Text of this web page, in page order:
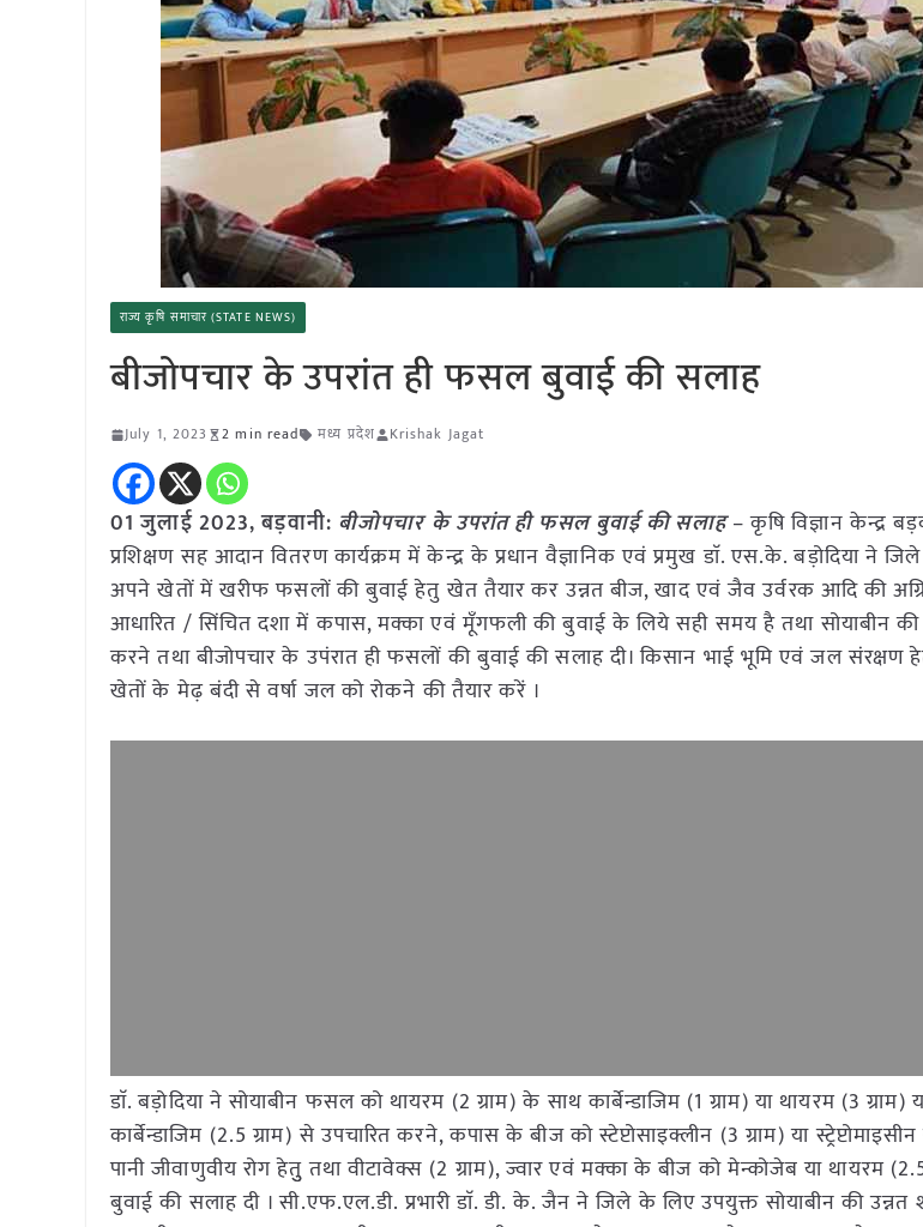
राज्य कृषि समाचार (STATE NEWS)
बीजोपचार के उपरांत ही फसल बुवाई की सलाह
July 1, 2023 2 min read मध्य प्रदेश Krishak Jagat
01 जुलाई 2023, बड़वानी: बीजोपचार के उपरांत ही फसल बुवाई की सलाह– कृषि विज्ञान केन्द्र
प्रशिक्षण सह आदान वितरण कार्यक्रम में केन्द्र के प्रधान वैज्ञानिक एवं प्रमुख डाॅ. एस.के. बड़ोदिया ने
अपने खेतों में खरीफ फसलों की बुवाई हेतु खेत तैयार कर उन्नत बीज, खाद एवं जैव उर्वरक आदि की
आधारित / सिंचित दशा में कपास, मक्का एवं मूॅंगफली की बुवाई के लिये सही समय है तथा सोयाबीन की
करने तथा बीजोपचार के उपंरात ही फसलों की बुवाई की सलाह दी। किसान भाई भूमि एवं जल संरक्षण
खेतों के मेढ़ बंदी से वर्षा जल को रोकने की तैयार करें ।
डाॅ. बड़ोदिया ने सोयाबीन फसल को थायरम (2 ग्राम) के साथ कार्बेन्डाजिम (1 ग्राम) या थायरम (3
कार्बेन्डाजिम (2.5 ग्राम) से उपचारित करने, कपास के बीज को स्टेप्टोसाइक्लीन (3 ग्राम) या
पानी जीवाणुवीय रोग हेतुु तथा वीटावेक्स (2 ग्राम), ज्वार एवं मक्का के बीज को मेन्कोजेब या थायरम
बुवाई की सलाह दी । सी.एफ.एल.डी. प्रभारी डाॅ. डी. के. जैन ने जिले के लिए उपयुक्त सोयाबीन की उन्नत